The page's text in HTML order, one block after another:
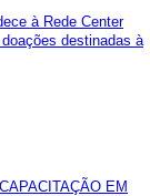
à Rede Center
destinadas à
EM